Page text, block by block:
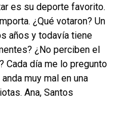
es su deporte favorito.
¿Qué votaron? Un
años y todavía tiene
¿No perciben el
Cada día me lo pregunto
muy mal en una
Ana, Santos